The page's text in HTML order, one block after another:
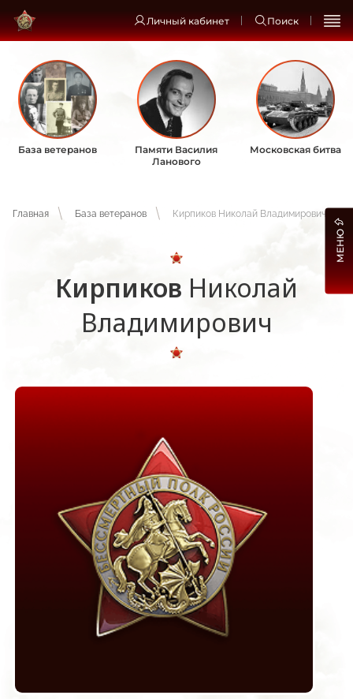
Личный кабинет Поиск
База ветеранов
Памяти Василия
Ланового
Московская битва
Главная База ветеранов Кирпиков Николай Владимирович
Кирпиков Николай
Владимирович
МЕНЮ